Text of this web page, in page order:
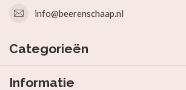
info@beerenschaap.nl
Categorieën
Informatie